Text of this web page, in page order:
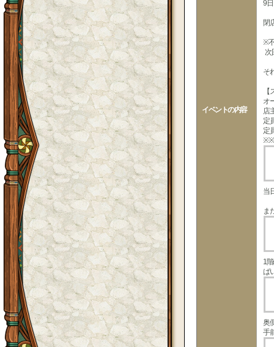
イベントの内容
9日
閉
※
次
そ
オ
店
定
定
当
ま
1
ば
奥
手